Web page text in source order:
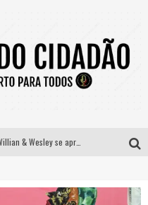
Paraná e Willian & Wesley se apresentam no Carretão Trevo Contagem nesta sexta-feira
Banda Mole de BH anuncia Kayete como madrinha do bloco